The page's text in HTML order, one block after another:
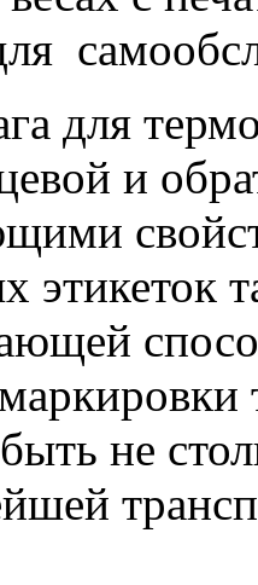
для
и
не